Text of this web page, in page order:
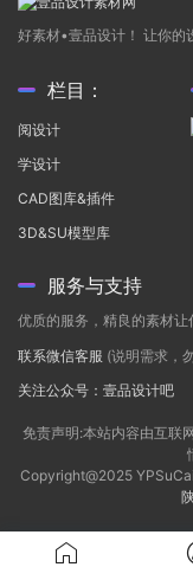
好素材•壹品设计！ 让你的
栏目：
阅设计
学设计
CAD图库&插件
3D&SU模型库
服务与支持
优质的服务，精良的素材让
联系微信客服 (说明需求，
关注公众号：壹品设计吧
免责声明:本站内容由互联
Copyright@2025